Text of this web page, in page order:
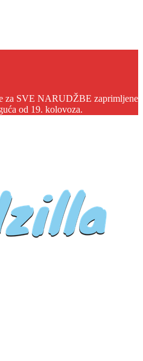
za SVE NARUDŽBE zaprimljene
od 19. kolovoza.